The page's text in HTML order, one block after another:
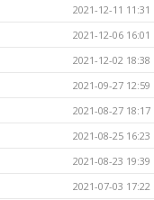
2021-12-11 11:31
2021-12-06 16:01
2021-12-02 18:38
2021-09-27 12:59
2021-08-27 18:17
2021-08-25 16:23
2021-08-23 19:39
2021-07-03 17:22